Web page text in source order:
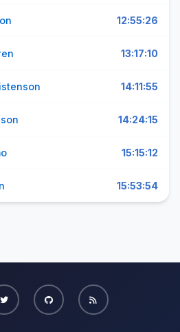
12:55:26
13:17:10
14:11:55
14:24:15
15:15:12
15:53:54